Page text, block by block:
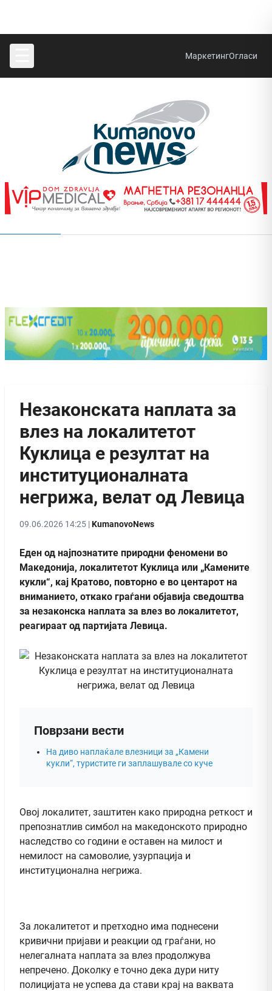
МаркетингОгласи
Незаконската наплата за
влез на локалитетот
Куклица е резултат на
институционалната
негрижа, велат од Левица
09.06.2026 14:25 |KumanovoNews
Еден од најпознатите природни феномени во
Македонија, локалитетот Куклица или „Камените
кукли“, кај Кратово, повторно е во центарот на
вниманието, откако граѓани објавија сведоштва
за незаконска наплата за влез во локалитетот,
реагираат од партијата Левица.
Поврзани вести
На диво наплаќале влезници за „Камени
кукли“, туристите ги заплашувале со куче
Овој локалитет, заштитен како природна реткост и
препознатлив симбол на македонското природно
наследство со години е оставен на милост и
немилост на самоволие, узурпација и
институционална негрижа.
За локалитетот и претходно има поднесени
кривични пријави и реакции од граѓани, но
нелегалната наплата за влез продолжува
непречено. Доколку е точно дека дури ниту
полицијата не успева да стави крај на ваквата